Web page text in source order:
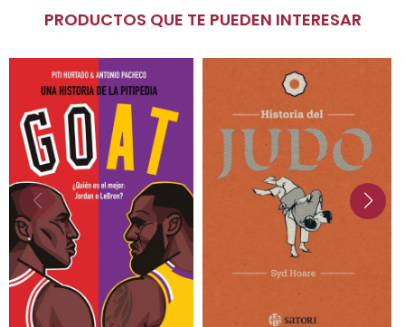
PRODUCTOS QUE TE PUEDEN INTERESAR